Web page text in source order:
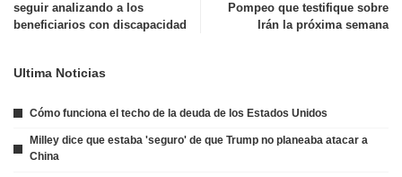
seguir analizando a los
beneficiarios con discapacidad
Pompeo que testifique sobre
Irán la próxima semana
Ultima Noticias
Cómo funciona el techo de la deuda de los Estados Unidos
Milley dice que estaba 'seguro' de que Trump no planeaba atacar a
China